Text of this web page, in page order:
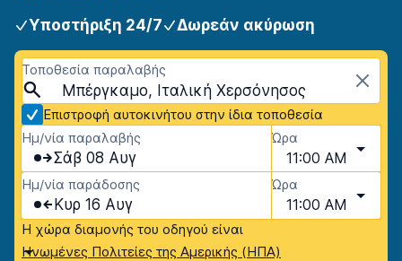
Υποστήριξη 24/7 Δωρεάν ακύρωση
Τοποθεσία παραλαβής
Μπέργκαμο, Ιταλική Χερσόνησος
Επιστροφή αυτοκινήτου στην ίδια τοποθεσία
Ημ/νία παραλαβής
Σάβ 08 Αυγ
Ώρα
11:00 AM
Ημ/νία παράδοσης
Κυρ 16 Αυγ
Ώρα
11:00 AM
Η χώρα διαμονής του οδηγού είναι
Ηνωμένες Πολιτείες της Αμερικής (ΗΠΑ)